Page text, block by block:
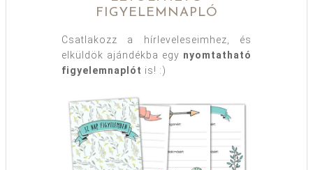
FIGYELEMNAPLÓ
Csatlakozz a hírleveleseimhez, és
elküldök ajándékba egy nyomtatható
figyelemnaplót is! :)